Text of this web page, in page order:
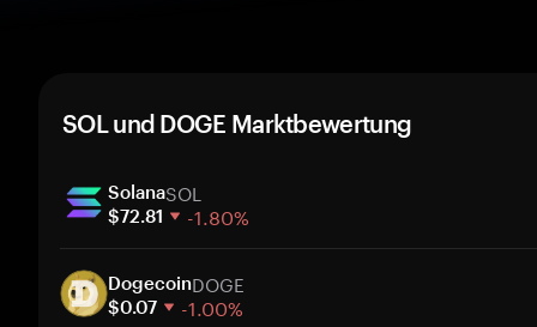
SOL und DOGE Marktbewertung
SolanaSOL
$72.81 -1.80%
30 Tage
Marktkapitalisierung
DogecoinDOGE
$0.07 -1.00%